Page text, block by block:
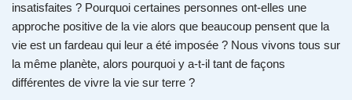
insatisfaites ? Pourquoi certaines personnes ont-elles une
approche positive de la vie alors que beaucoup pensent que la
vie est un fardeau qui leur a été imposée ? Nous vivons tous sur
la même planète, alors pourquoi y a-t-il tant de façons
différentes de vivre la vie sur terre ?